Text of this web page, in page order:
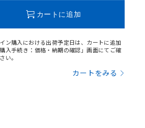
カートに追加
ン購入における出荷予定日は、カートに追加
入手続き：価格・納期の確認」画面にてご確
い。
カートをみる